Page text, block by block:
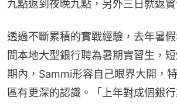
九點返到夜晚九點，另外三日就返實
透過不斷累積的實戰經驗，去年暑
間本地大型銀行聘為暑期實習生，
期內，Sammi形容自己眼界大開，
區有更深的認識。「上年對成個銀